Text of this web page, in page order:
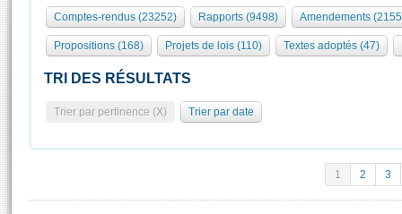
577 députés
Groupes politiques
Commissions et autres organes
Europe et International
Pétitions
Organisation de l'Assemblée
Présidence Conférence des Présidents Bureau Collège des
Statistiques et chiffres clés
Visite virtuelle du palais Bourbon
Assister à une séance
Comptes-rendus (23252) Rapports (9498) Amendements
Propositions (168) Projets de lois (110) Textes adoptés (47)
TRI DES RÉSULTATS
Trier par pertinence (X) Trier par date
1 2 3